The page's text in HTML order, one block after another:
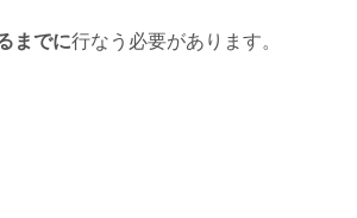
までに行なう必要があります。